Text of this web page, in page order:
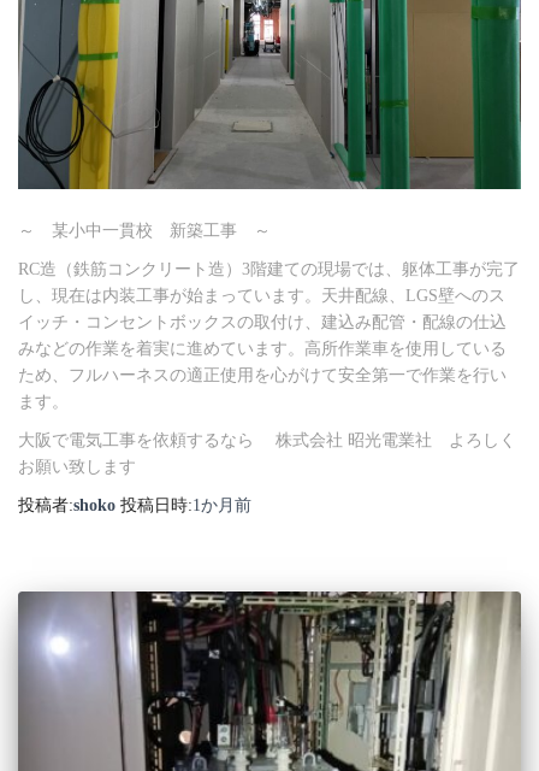
～ 某小中一貫校 新築工事 ～
RC造（鉄筋コンクリート造）3階建ての現場では、躯体工事が完了
し、現在は内装工事が始まっています。天井配線、LGS壁へのス
イッチ・コンセントボックスの取付け、建込み配管・配線の仕込
みなどの作業を着実に進めています。高所作業車を使用している
ため、フルハーネスの適正使用を心がけて安全第一で作業を行い
ます。
大阪で電気工事を依頼するなら 株式会社 昭光電業社 よろしく
お願い致します
投稿者:shoko 投稿日時:1か月 前